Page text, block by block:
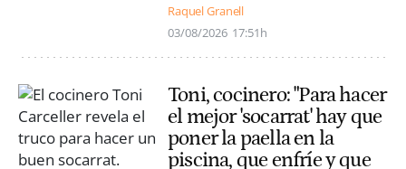
Raquel Granell
03/08/2026 17:51h
Toni, cocinero: "Para hacer
el mejor 'socarrat' hay que
poner la paella en la
piscina, que enfríe y que